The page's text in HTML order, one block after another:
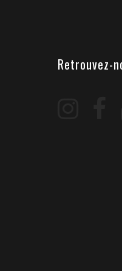
Retrouvez-